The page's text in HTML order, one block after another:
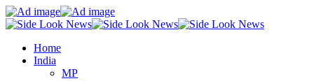
Home
India
MP